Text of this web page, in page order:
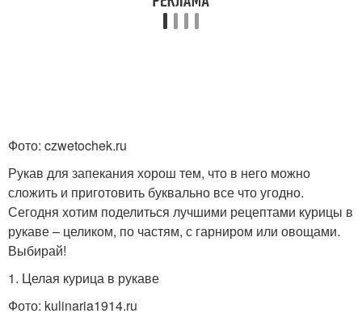
Необычные рецепты Классические рецепты
Рецепты с золотистой
корочкой
Фото: czwetochek.ru
Рукав для запекания хорош тем, что в него можно
сложить и приготовить буквально все что угодно.
Сегодня хотим поделиться лучшими рецептами курицы в
рукаве – целиком, по частям, с гарниром или овощами.
Выбирай!
1. Целая курица в рукаве
Фото: kulinaria1914.ru